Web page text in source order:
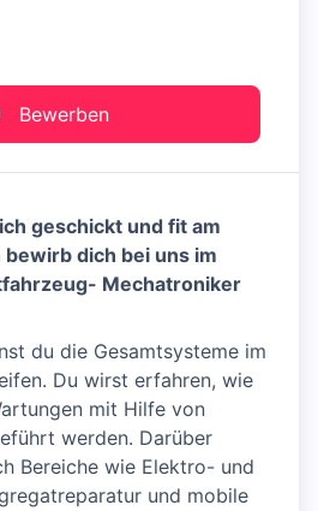
Bewerben
geschickt und fit am
dich bei uns im
Mechatroniker
du die Gesamtsysteme im
Du wirst erfahren, wie
mit Hilfe von
werden. Darüber
Bereiche wie Elektro- und
und mobile